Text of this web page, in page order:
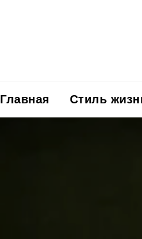
Главная Стиль